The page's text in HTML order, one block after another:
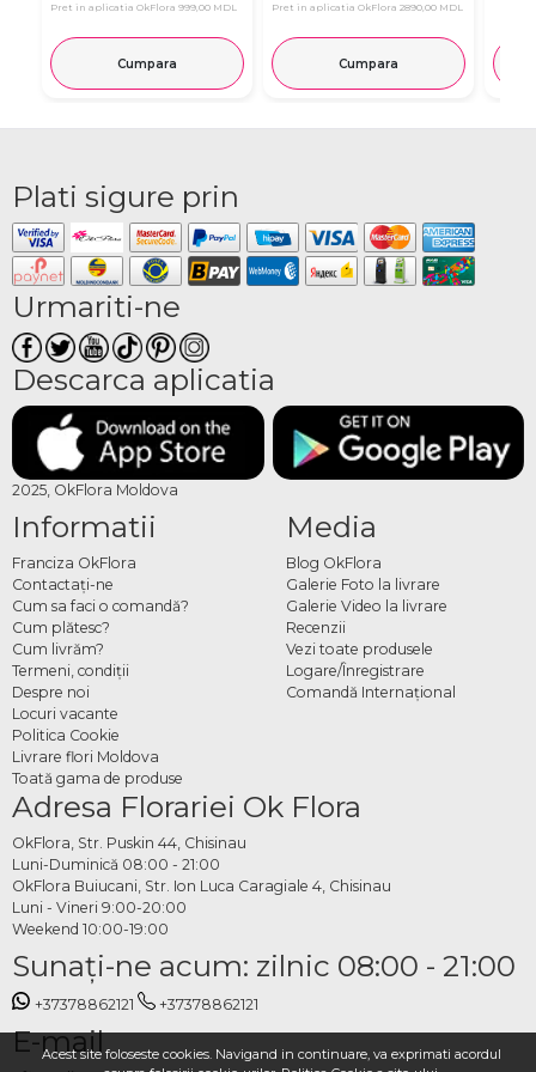
Acest site foloseste cookies. Navigand in continuare, va exprimati acordul
Pret in aplicatia OkFlora 999,00 MDL
Cumpara
Pret in aplicatia OkFlora 2890,00 MDL
Cumpara
Plati sigure prin
Urmariti-ne
Descarca aplicatia
2025, OkFlora Moldova
Informatii
Franciza OkFlora
Contactaţi-ne
Cum sa faci o comandă?
Cum plătesc?
Cum livrăm?
Termeni, condiţii
Despre noi
Locuri vacante
Politica Cookie
Livrare flori Moldova
Toată gama de produse
Media
Blog OkFlora
Galerie Foto la livrare
Galerie Video la livrare
Recenzii
Vezi toate produsele
Logare/Înregistrare
Comandă Internațional
Adresa Florariei Ok Flora
OkFlora, Str. Puskin 44, Chisinau
Luni-Duminică 08:00 - 21:00
OkFlora Buiucani, Str. Ion Luca Caragiale 4, Chisinau
Luni - Vineri 9:00-20:00
Weekend 10:00-19:00
Sunaţi-ne acum: zilnic 08:00 - 21:00
+37378862121 +37378862121
E-mail